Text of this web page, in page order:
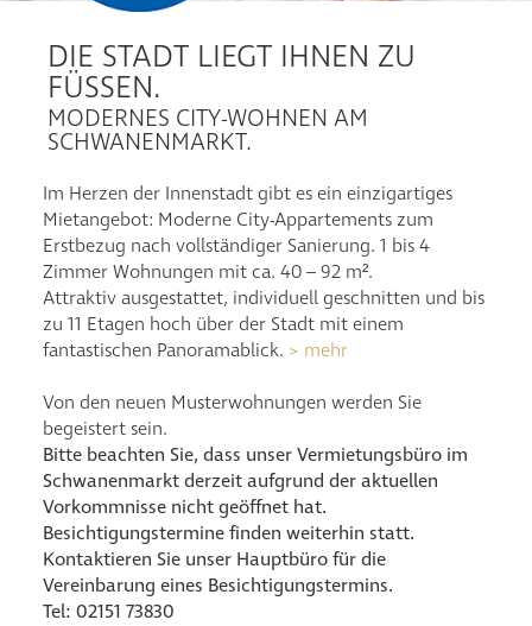
DIE STADT LIEGT IHNEN ZU
FÜSSEN.
MODERNES CITY-WOHNEN AM
SCHWANENMARKT.
Im Herzen der Innenstadt gibt es ein einzigartiges
Mietangebot: Moderne City-Appartements zum
Erstbezug nach vollständiger Sanierung. 1 bis 4
Zimmer Wohnungen mit ca. 40 – 92 m².
Attraktiv ausgestattet, individuell geschnitten und bis
zu 11 Etagen hoch über der Stadt mit einem
fantastischen Panoramablick. > mehr
Von den neuen Musterwohnungen werden Sie
begeistert sein.
Bitte beachten Sie, dass unser Vermietungsbüro im
Schwanenmarkt derzeit aufgrund der aktuellen
Vorkommnisse nicht geöffnet hat.
Besichtigungstermine finden weiterhin statt.
Kontaktieren Sie unser Hauptbüro für die
Vereinbarung eines Besichtigungstermins.
Tel: 02151 73830
3-Zimmer-Wohnung
4-Zimmer-Wohnung
Mieten
Kontakt